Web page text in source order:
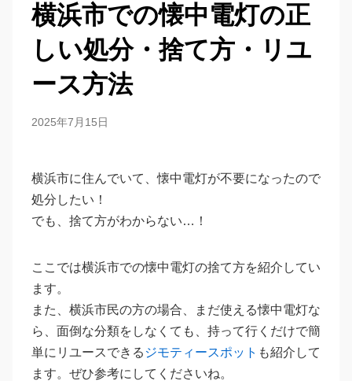
横浜市での懐中電灯の正
しい処分・捨て方・リユ
ース方法
2025年7月15日
横浜市に住んでいて、懐中電灯が不要になったので
処分したい！
でも、捨て方がわからない…！
ここでは横浜市での懐中電灯の捨て方を紹介してい
ます。
また、横浜市民の方の場合、まだ使える懐中電灯な
ら、面倒な分類をしなくても、持って行くだけで簡
単にリユースできる ジモティースポット も紹介して
ます。ぜひ参考にしてくださいね。